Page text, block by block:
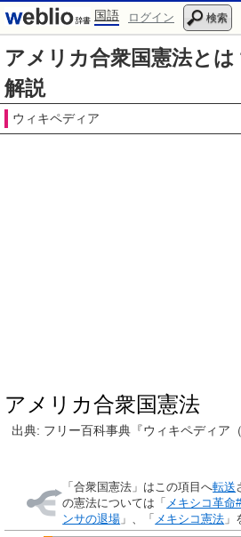
国語 ログイン 検索
アメリカ合衆国憲法とは
解説
ウィキペディア
アメリカ合衆国憲法
出典: フリー百科事典『ウィキペディア
「合衆国憲法 」はこの項目へ転送
の憲法については「 メキシコ革命
ンサの退場 」、「 メキシコ憲法 」